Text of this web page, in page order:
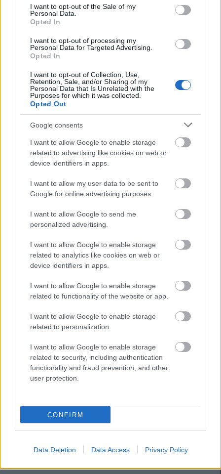
consent section.
I want to opt-out of the Sale of my
Personal Data.
Opted In
I want to opt-out of processing my
Personal Data for Targeted Advertising.
Opted In
I want to opt-out of Collection, Use,
Retention, Sale, and/or Sharing of my
Personal Data that Is Unrelated with the
Purposes for which it was collected.
Opted Out
Google consents
I want to allow Google to enable storage
related to advertising like cookies on web or
device identifiers in apps.
I want to allow my user data to be sent to
Google for online advertising purposes.
I want to allow Google to send me
personalized advertising.
I want to allow Google to enable storage
related to analytics like cookies on web or
device identifiers in apps.
I want to allow Google to enable storage
related to functionality of the website or app.
I want to allow Google to enable storage
related to personalization.
I want to allow Google to enable storage
related to security, including authentication
functionality and fraud prevention, and other
user protection.
CONFIRM
Data Deletion Data Access Privacy Policy
analizamos su posible regreso a la
Robin Le Normand (Real Sociedad, defensa, 4.940.000,
El francés ha empezado la temporada a gran nivel,
formando junto a Aritz Elustondo una de las mejores parejas
defensivas del campeonato. Los números defensivos de la
Real lo corroboran: 7 goles encajados (4 de ellos en el
primer partido ante el Barcelona) y 5 porterías a cero en 8
Entre los pocos goles que recibe su equipo y sus buenos
promedios por encuentro en duelos ganados (6,1, 63%
acierto) o interceptaciones (1,8 por partido), Le Normand
Exceptuando la jornada 1, en la que consiguió -1 puntos, ha
sumado 4 o más puntos en las siete restantes.
Rubén García (Osasuna, centrocampista, 7.360.000, 40
puntos)
Osasuna es uno de los mejores equipos en puntos
Comunio (8º con 506) y muchos de sus futbolistas son de
las primeras ocho jornadas es el central David García con
53 puntos, seguido por el siempre fiable Rubén García con
El extremo valenciano no ha marcado aún ningún gol, pero
ha dado una asistencia y tiene buenas estadísticas en
acciones ofensivas como pases clave (1,3) y tiros (1,3).
puntos y va camino de repetir marca en 21/22 si mantiene
su media de 5 puntos por encuentro.